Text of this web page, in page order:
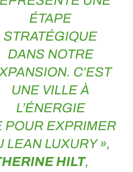
ÉTAPE
STRATÉGIQUE
DANS NOTRE
C’EST
UNE VILLE À
L’ÉNERGIE
POUR EXPRIMER
LEAN LUXURY »,
HILT,